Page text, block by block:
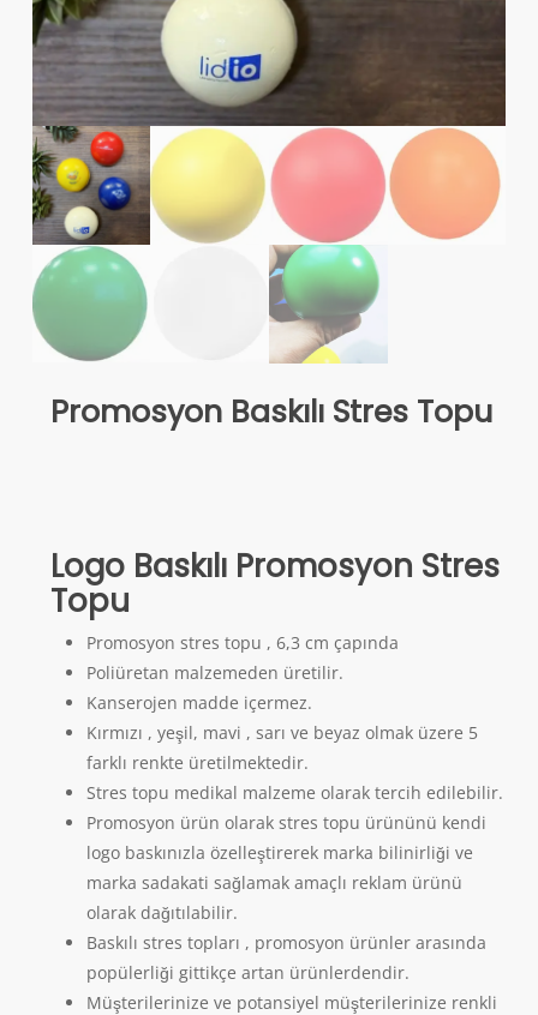
Promosyon Baskılı Stres Topu
Logo Baskılı Promosyon Stres
Topu
Promosyon stres topu , 6,3 cm çapında
Poliüretan malzemeden üretilir.
Kanserojen madde içermez.
Kırmızı , yeşil, mavi , sarı ve beyaz olmak üzere 5
farklı renkte üretilmektedir.
Stres topu medikal malzeme olarak tercih edilebilir.
Promosyon ürün olarak stres topu ürününü kendi
logo baskınızla özelleştirerek marka bilinirliği ve
marka sadakati sağlamak amaçlı reklam ürünü
olarak dağıtılabilir.
Baskılı stres topları , promosyon ürünler arasında
popülerliği gittikçe artan ürünlerdendir.
Müşterilerinize ve potansiyel müşterilerinize renkli